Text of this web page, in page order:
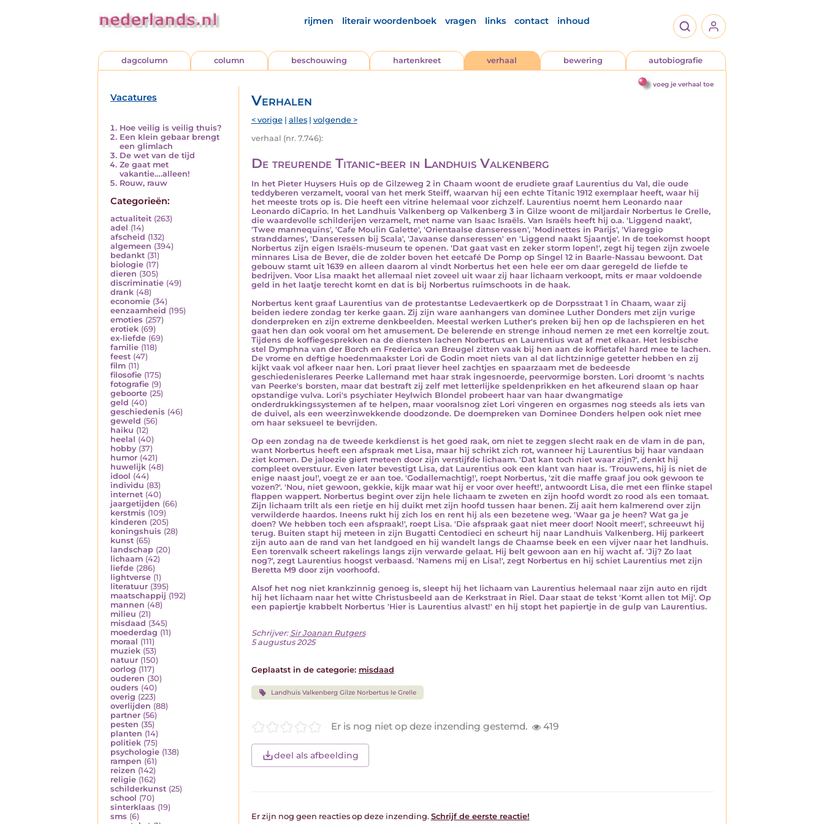
rijmen literair woordenboek vragen links contact inhoud
dagcolumn column beschouwing hartenkreet verhaal bewering autobiografie
voeg je verhaal toe
Vacatures
Hoe veilig is veilig thuis?
Een klein gebaar brengt
een glimlach
De wet van de tijd
Ze gaat met
vakantie….alleen!
Rouw, rauw
Categorieën:
actualiteit (263)
adel (14)
afscheid (132)
algemeen (394)
bedankt (31)
biologie (17)
dieren (305)
discriminatie (49)
drank (48)
economie (34)
eenzaamheid (195)
emoties (257)
erotiek (69)
ex-liefde (69)
familie (118)
feest (47)
film (11)
filosofie (175)
fotografie (9)
geboorte (25)
geld (40)
geschiedenis (46)
geweld (56)
haiku (12)
heelal (40)
hobby (37)
humor (421)
huwelijk (48)
idool (44)
individu (83)
internet (40)
jaargetijden (66)
kerstmis (109)
kinderen (205)
koningshuis (28)
kunst (65)
landschap (20)
lichaam (42)
liefde (286)
lightverse (1)
literatuur (395)
maatschappij (192)
mannen (48)
milieu (21)
misdaad (345)
moederdag (11)
moraal (111)
muziek (53)
natuur (150)
oorlog (117)
ouderen (30)
ouders (40)
overig (223)
overlijden (88)
partner (56)
pesten (35)
planten (14)
politiek (75)
psychologie (138)
rampen (61)
reizen (142)
religie (162)
schilderkunst (25)
school (70)
sinterklaas (19)
sms (6)
Verhalen
< vorige| alles| volgende >
verhaal (nr. 7.746):
De treurende Titanic-beer in Landhuis Valkenberg
In het Pieter Huysers Huis op de Gilzeweg 2 in Chaam woont de erudiete graaf Laurentius du Val, die oude
teddyberen verzamelt, vooral van het merk Steiff, waarvan hij een echte Titanic 1912 exemplaar heeft, waar hij
het meeste trots op is. Die heeft een vitrine helemaal voor zichzelf. Laurentius noemt hem Leonardo naar
Leonardo diCaprio. In het Landhuis Valkenberg op Valkenberg 3 in Gilze woont de miljardair Norbertus le Grelle,
die waardevolle schilderijen verzamelt, met name van Isaac Israëls. Van Israëls heeft hij o.a. 'Liggend naakt',
'Twee mannequins', 'Cafe Moulin Galette', 'Orientaalse danseressen', 'Modinettes in Parijs', 'Viareggio
stranddames', 'Danseressen bij Scala', 'Javaanse danseressen' en 'Liggend naakt Sjaantje'. In de toekomst hoopt
Norbertus zijn eigen Israëls-museum te openen. 'Dat gaat vast en zeker storm lopen!', zegt hij tegen zijn zwoele
minnares Lisa de Bever, die de zolder boven het eetcafé De Pomp op Singel 12 in Baarle-Nassau bewoont. Dat
gebouw stamt uit 1639 en alleen daarom al vindt Norbertus het een hele eer om daar geregeld de liefde te
bedrijven. Voor Lisa maakt het allemaal niet zoveel uit waar zij haar lichaam verkoopt, mits er maar voldoende
geld in het laatje terecht komt en dat is bij Norbertus ruimschoots in de haak.
Norbertus kent graaf Laurentius van de protestantse Ledevaertkerk op de Dorpsstraat 1 in Chaam, waar zij
beiden iedere zondag ter kerke gaan. Zij zijn ware aanhangers van dominee Luther Donders met zijn vurige
donderpreken en zijn extreme denkbeelden. Meestal werken Luther's preken bij hen op de lachspieren en het
gaat hen dan ook vooral om het amusement. De belerende en strenge inhoud nemen ze met een korreltje zout.
Tijdens de koffiegesprekken na de diensten lachen Norbertus en Laurentius wat af met elkaar. Het lesbische
stel Dymphna van der Borch en Frederica van Breugel zitten vaak bij hen aan de koffietafel hard mee te lachen.
De vrome en deftige hoedenmaakster Lori de Godin moet niets van al dat lichtzinnige getetter hebben en zij
kijkt vaak vol afkeer naar hen. Lori praat liever heel zachtjes en spaarzaam met de bedeesde
geschiedenislerares Peerke Lallemand met haar strak ingesnoerde, peervormige borsten. Lori droomt 's nachts
van Peerke's borsten, maar dat bestraft zij zelf met letterlijke speldenprikken en het afkeurend slaan op haar
opstandige vulva. Lori's psychiater Heylwich Blondel probeert haar van haar dwangmatige
onderdrukkingssystemen af te helpen, maar vooralsnog ziet Lori vingeren en orgasmes nog steeds als iets van
de duivel, als een weerzinwekkende doodzonde. De doempreken van Dominee Donders helpen ook niet mee
om haar seksueel te bevrijden.
Op een zondag na de tweede kerkdienst is het goed raak, om niet te zeggen slecht raak en de vlam in de pan,
want Norbertus heeft een afspraak met Lisa, maar hij schrikt zich rot, wanneer hij Laurentius bij haar vandaan
ziet komen. De jaloezie giert meteen door zijn verstijfde lichaam. 'Dat kan toch niet waar zijn?', denkt hij
compleet overstuur. Even later bevestigt Lisa, dat Laurentius ook een klant van haar is. 'Trouwens, hij is niet de
enige naast jou!', voegt ze er aan toe. 'Godallemachtig!', roept Norbertus, 'zit die maffe graaf jou ook gewoon te
vozen?'. 'Nou, niet gewoon, gekkie, kijk maar wat hij er voor over heeft!', antwoordt Lisa, die met een flinke stapel
flappen wappert. Norbertus begint over zijn hele lichaam te zweten en zijn hoofd wordt zo rood als een tomaat.
Zijn lichaam trilt als een rietje en hij duikt met zijn hoofd tussen haar benen. Zij aait hem kalmerend over zijn
verwilderde haardos. Ineens rukt hij zich los en rent hij als een bezetene weg. 'Waar ga je heen? Wat ga je
doen? We hebben toch een afspraak!', roept Lisa. 'Die afspraak gaat niet meer door! Nooit meer!', schreeuwt hij
terug. Buiten stapt hij meteen in zijn Bugatti Centodieci en scheurt hij naar Landhuis Valkenberg. Hij parkeert
zijn auto aan de rand van het landgoed en hij wandelt langs de Chaamse beek en een vijver naar het landhuis.
Een torenvalk scheert rakelings langs zijn verwarde gelaat. Hij belt gewoon aan en hij wacht af. 'Jij? Zo laat
nog?', zegt Laurentius hoogst verbaasd. 'Namens mij en Lisa!', zegt Norbertus en hij schiet Laurentius met zijn
Beretta M9 door zijn voorhoofd.
Alsof het nog niet krankzinnig genoeg is, sleept hij het lichaam van Laurentius helemaal naar zijn auto en rijdt
hij het lichaam naar het witte Christusbeeld aan de Kerkstraat in Riel. Daar staat de tekst 'Komt allen tot Mij'. Op
een papiertje krabbelt Norbertus 'Hier is Laurentius alvast!' en hij stopt het papiertje in de gulp van Laurentius.
Schrijver: Sir Joanan Rutgers
5 augustus 2025
Geplaatst in de categorie: misdaad
Landhuis Valkenberg Gilze Norbertus le Grelle
Er is nog niet op deze inzending gestemd. 419
deel als afbeelding
Er zijn nog geen reacties op deze inzending. Schrijf de eerste reactie!